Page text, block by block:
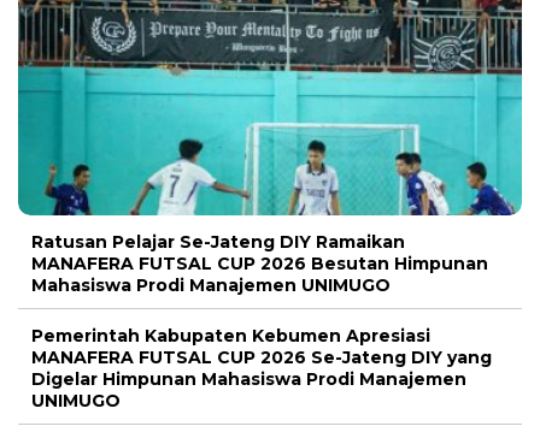
Ratusan Pelajar Se-Jateng DIY Ramaikan
MANAFERA FUTSAL CUP 2026 Besutan Himpunan
Mahasiswa Prodi Manajemen UNIMUGO
Pemerintah Kabupaten Kebumen Apresiasi
MANAFERA FUTSAL CUP 2026 Se-Jateng DIY yang
Digelar Himpunan Mahasiswa Prodi Manajemen
UNIMUGO